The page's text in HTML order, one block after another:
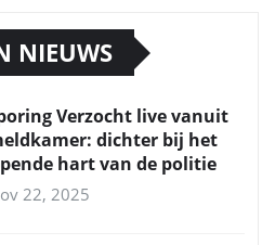
NIEUWS
Verzocht live vanuit
dichter bij het
hart van de politie
22, 2025